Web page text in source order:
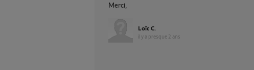
Merci,
Loïc C.
il y a presque 2 ans